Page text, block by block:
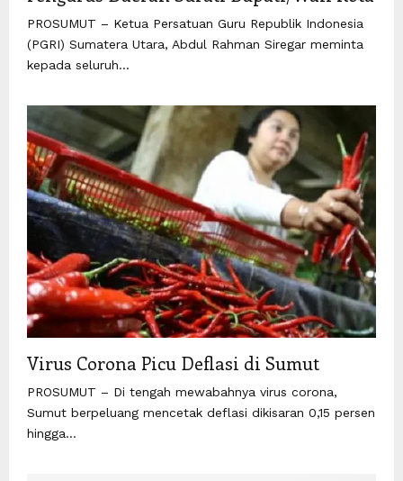
PROSUMUT – Ketua Persatuan Guru Republik Indonesia
(PGRI) Sumatera Utara, Abdul Rahman Siregar meminta
kepada seluruh...
Virus Corona Picu Deflasi di Sumut
PROSUMUT – Di tengah mewabahnya virus corona,
Sumut berpeluang mencetak deflasi dikisaran 0,15 persen
hingga...